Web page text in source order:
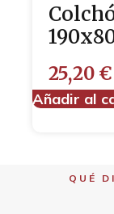
25,20 €
Añadir al
QUÉ